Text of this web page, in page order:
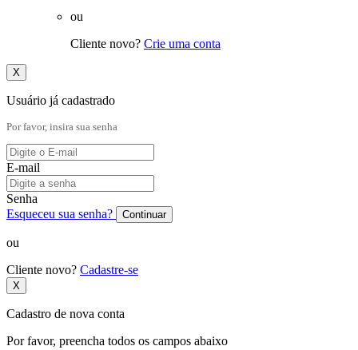
ou
Cliente novo? Crie uma conta
X
Usuário já cadastrado
Por favor, insira sua senha
E-mail
Senha
Esqueceu sua senha?
Continuar
ou
Cliente novo? Cadastre-se
X
Cadastro de nova conta
Por favor, preencha todos os campos abaixo